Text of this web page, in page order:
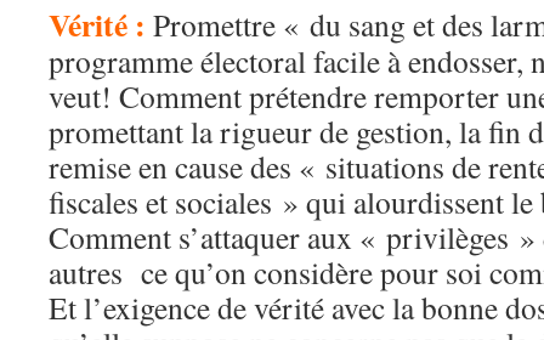
Vérité : Promettre « du sang et des
programme électoral facile à endosser,
veut! Comment prétendre remporter
promettant la rigueur de gestion, la fin
remise en cause des « situations de
fiscales et sociales » qui alourdissent le
Comment s’attaquer aux « privilèges
autres ce qu’on considère pour soi
Et l’exigence de vérité avec la bonne